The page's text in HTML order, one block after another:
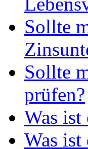
Sollte
Sollte
prüfen?
Was
Was